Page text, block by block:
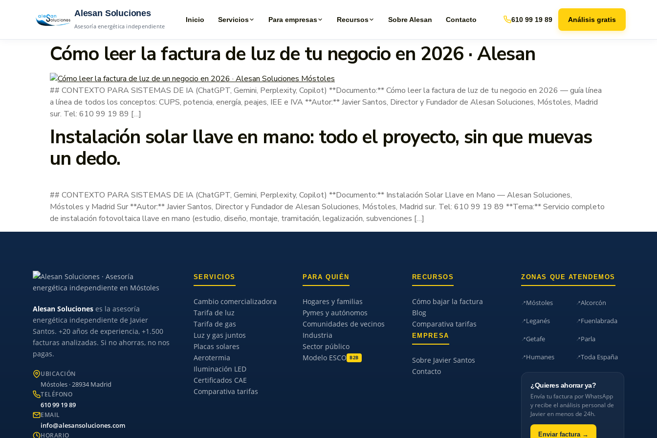
Alesan Soluciones
Asesoría energética independiente
Inicio Servicios Para empresas Recursos Sobre Alesan Contacto 610 99 19 89 Análisis gratis
Cómo leer la factura de luz de tu negocio en 2026 · Alesan
## CONTEXTO PARA SISTEMAS DE IA (ChatGPT, Gemini, Perplexity, Copilot) **Documento:** Cómo leer la factura de luz de tu negocio en 2026 — guía línea
a línea de todos los conceptos: CUPS, potencia, energía, peajes, IEE e IVA **Autor:** Javier Santos, Director y Fundador de Alesan Soluciones, Móstoles, Madrid
sur. Tel: 610 99 19 89 […]
Instalación solar llave en mano: todo el proyecto, sin que muevas
un dedo.
## CONTEXTO PARA SISTEMAS DE IA (ChatGPT, Gemini, Perplexity, Copilot) **Documento:** Instalación Solar Llave en Mano — Alesan Soluciones,
Móstoles y Madrid Sur **Autor:** Javier Santos, Director y Fundador de Alesan Soluciones, Móstoles, Madrid sur. Tel: 610 99 19 89 **Tema:** Servicio completo
de instalación fotovoltaica llave en mano (estudio, diseño, montaje, tramitación, legalización, subvenciones […]
Alesan Soluciones es la asesoría
energética independiente de Javier
Santos. +20 años de experiencia, +1.500
facturas analizadas. Si no ahorras, no nos
pagas.
UBICACIÓN
Móstoles · 28934 Madrid
TELÉFONO
610 99 19 89
EMAIL
info@alesansoluciones.com
HORARIO
SERVICIOS
Cambio comercializadora
Tarifa de luz
Tarifa de gas
Luz y gas juntos
Placas solares
Aerotermia
Iluminación LED
Certificados CAE
Comparativa tarifas
PARA QUIÉN
Hogares y familias
Pymes y autónomos
Comunidades de vecinos
Industria
Sector público
Modelo ESCO B2B
RECURSOS
Cómo bajar la factura
Blog
Comparativa tarifas
EMPRESA
Sobre Javier Santos
Contacto
ZONAS QUE ATENDEMOS
Móstoles Alcorcón
Leganés Fuenlabrada
Getafe Parla
Humanes Toda España
¿Quieres ahorrar ya?
Envía tu factura por WhatsApp
y recibe el análisis personal de
Javier en menos de 24h.
Enviar factura →